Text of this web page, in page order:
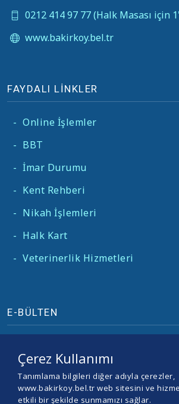
0212 414 97 77 (Halk Masası için
www.bakirkoy.bel.tr
FAYDALI LİNKLER
- Online İşlemler
- BBT
- İmar Durumu
- Kent Rehberi
- Nikah İşlemleri
- Halk Kart
- Veterinerlik Hizmetleri
E-BÜLTEN
Çerez Kullanımı
Tanımlama bilgileri diğer adıyla çerezler,
www.bakirkoy.bel.tr web sitesini ve
etkili bir şekilde sunmamızı sağlar.